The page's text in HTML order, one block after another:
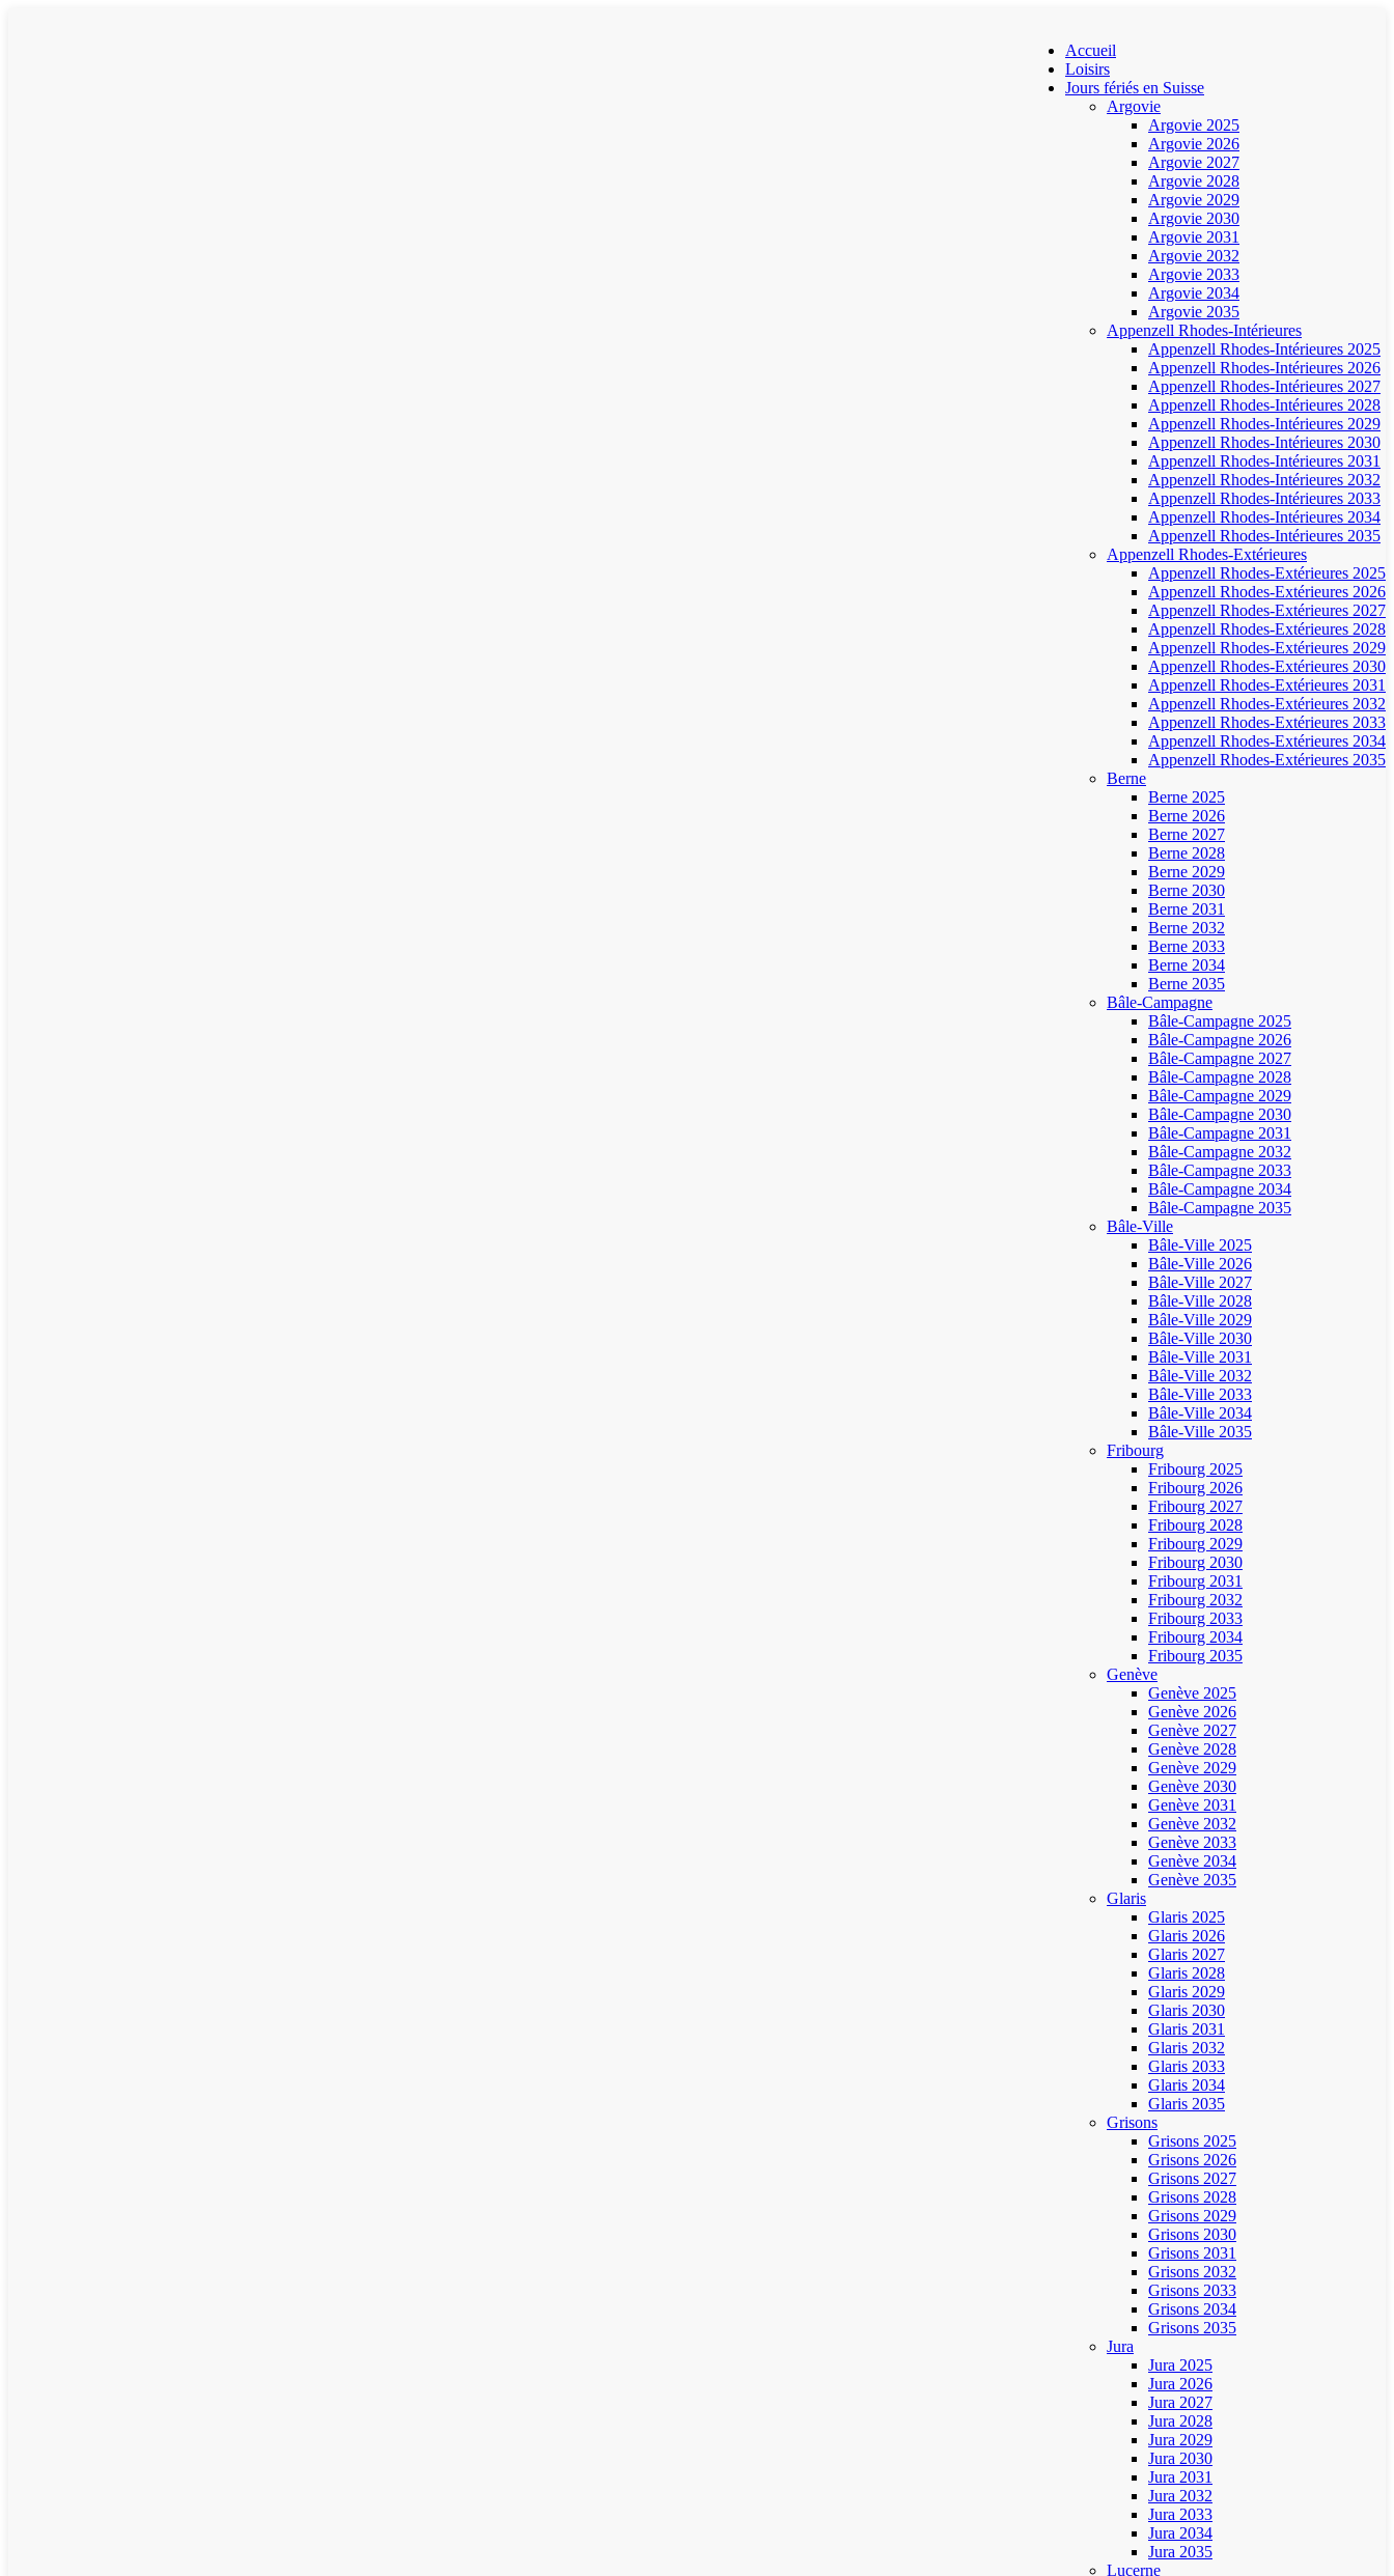
Accueil
Loisirs
Jours fériés en Suisse
Argovie
Argovie 2025
Argovie 2026
Argovie 2027
Argovie 2028
Argovie 2029
Argovie 2030
Argovie 2031
Argovie 2032
Argovie 2033
Argovie 2034
Argovie 2035
Appenzell Rhodes-Intérieures
Appenzell Rhodes-Intérieures 2025
Appenzell Rhodes-Intérieures 2026
Appenzell Rhodes-Intérieures 2027
Appenzell Rhodes-Intérieures 2028
Appenzell Rhodes-Intérieures 2029
Appenzell Rhodes-Intérieures 2030
Appenzell Rhodes-Intérieures 2031
Appenzell Rhodes-Intérieures 2032
Appenzell Rhodes-Intérieures 2033
Appenzell Rhodes-Intérieures 2034
Appenzell Rhodes-Intérieures 2035
Appenzell Rhodes-Extérieures
Appenzell Rhodes-Extérieures 2025
Appenzell Rhodes-Extérieures 2026
Appenzell Rhodes-Extérieures 2027
Appenzell Rhodes-Extérieures 2028
Appenzell Rhodes-Extérieures 2029
Appenzell Rhodes-Extérieures 2030
Appenzell Rhodes-Extérieures 2031
Appenzell Rhodes-Extérieures 2032
Appenzell Rhodes-Extérieures 2033
Appenzell Rhodes-Extérieures 2034
Appenzell Rhodes-Extérieures 2035
Berne
Berne 2025
Berne 2026
Berne 2027
Berne 2028
Berne 2029
Berne 2030
Berne 2031
Berne 2032
Berne 2033
Berne 2034
Berne 2035
Bâle-Campagne
Bâle-Campagne 2025
Bâle-Campagne 2026
Bâle-Campagne 2027
Bâle-Campagne 2028
Bâle-Campagne 2029
Bâle-Campagne 2030
Bâle-Campagne 2031
Bâle-Campagne 2032
Bâle-Campagne 2033
Bâle-Campagne 2034
Bâle-Campagne 2035
Bâle-Ville
Bâle-Ville 2025
Bâle-Ville 2026
Bâle-Ville 2027
Bâle-Ville 2028
Bâle-Ville 2029
Bâle-Ville 2030
Bâle-Ville 2031
Bâle-Ville 2032
Bâle-Ville 2033
Bâle-Ville 2034
Bâle-Ville 2035
Fribourg
Fribourg 2025
Fribourg 2026
Fribourg 2027
Fribourg 2028
Fribourg 2029
Fribourg 2030
Fribourg 2031
Fribourg 2032
Fribourg 2033
Fribourg 2034
Fribourg 2035
Genève
Genève 2025
Genève 2026
Genève 2027
Genève 2028
Genève 2029
Genève 2030
Genève 2031
Genève 2032
Genève 2033
Genève 2034
Genève 2035
Glaris
Glaris 2025
Glaris 2026
Glaris 2027
Glaris 2028
Glaris 2029
Glaris 2030
Glaris 2031
Glaris 2032
Glaris 2033
Glaris 2034
Glaris 2035
Grisons
Grisons 2025
Grisons 2026
Grisons 2027
Grisons 2028
Grisons 2029
Grisons 2030
Grisons 2031
Grisons 2032
Grisons 2033
Grisons 2034
Grisons 2035
Jura
Jura 2025
Jura 2026
Jura 2027
Jura 2028
Jura 2029
Jura 2030
Jura 2031
Jura 2032
Jura 2033
Jura 2034
Jura 2035
Lucerne